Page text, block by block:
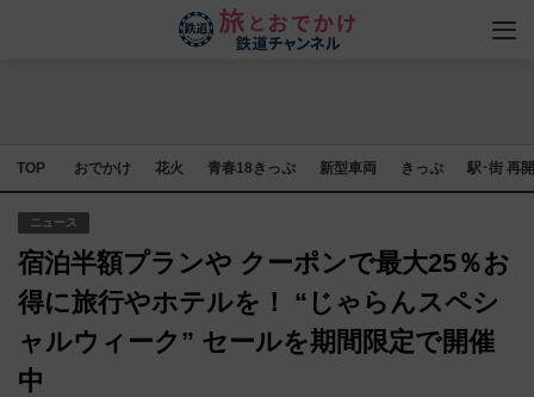
TOP おでかけ 花火 青春18きっぷ 新型車両 きっぷ 駅･街 再
ニュース
宿泊半額プランや クーポンで最大25％お
得に旅行やホテルを！ “じゃらんスペシ
ャルウィーク” セールを期間限定で開催
中